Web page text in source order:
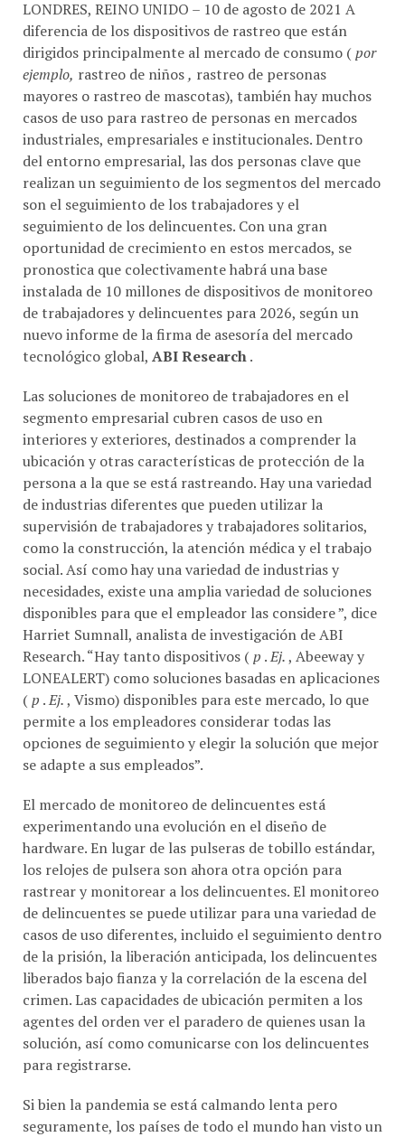
diferencia de los dispositivos de rastreo que están
dirigidos principalmente al mercado de consumo (
ejemplo,rastreo de niños ,rastreo de personas
mayores o rastreo de mascotas), también hay muchos
casos de uso para rastreo de personas en mercados
industriales, empresariales e institucionales. Dentro
del entorno empresarial, las dos personas clave que
realizan un seguimiento de los segmentos del mercado
son el seguimiento de los trabajadores y el
seguimiento de los delincuentes. Con una gran
oportunidad de crecimiento en estos mercados, se
pronostica que colectivamente habrá una base
instalada de 10 millones de dispositivos de monitoreo
de trabajadores y delincuentes para 2026, según un
nuevo informe de la firma de asesoría del mercado
tecnológico global,ABI Research.
segmento empresarial cubren casos de uso en
interiores y exteriores, destinados a comprender la
ubicación y otras características de protección de la
persona a la que se está rastreando. Hay una variedad
de industrias diferentes que pueden utilizar la
supervisión de trabajadores y trabajadores solitarios,
como la construcción, la atención médica y el trabajo
social. Así como hay una variedad de industrias y
necesidades, existe una amplia variedad de soluciones
disponibles para que el empleador las considere ”, dice
Harriet Sumnall, analista de investigación de ABI
Research. “Hay tanto dispositivos (p.Ej., Abeeway y
LONEALERT) como soluciones basadas en aplicaciones
(p.Ej., Vismo) disponibles para este mercado, lo que
permite a los empleadores considerar todas las
opciones de seguimiento y elegir la solución que mejor
se adapte a sus empleados”.
experimentando una evolución en el diseño de
hardware. En lugar de las pulseras de tobillo estándar,
los relojes de pulsera son ahora otra opción para
rastrear y monitorear a los delincuentes. El monitoreo
de delincuentes se puede utilizar para una variedad de
casos de uso diferentes, incluido el seguimiento dentro
de la prisión, la liberación anticipada, los delincuentes
liberados bajo fianza y la correlación de la escena del
crimen. Las capacidades de ubicación permiten a los
agentes del orden ver el paradero de quienes usan la
solución, así como comunicarse con los delincuentes
para registrarse.
seguramente, los países de todo el mundo han visto un
mayor número de prisioneros liberados temprano para